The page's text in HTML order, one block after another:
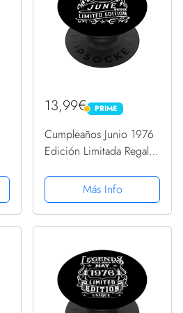
13,99€ PRIME
PRIME
Cumpleaños Junio 1976
Edición Limitada Regalo
PopGrip Intercambiable
Más Info